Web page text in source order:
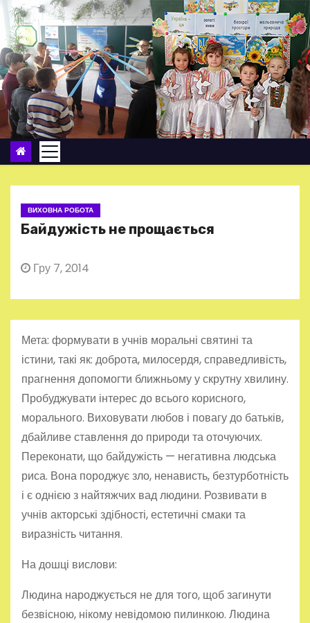
П
р
е
й
т
и
о
ВИХОВНА РОБОТА
Байдужість не прощається
Гру 7, 2014
Мета: формувати в учнів моральні святині та
істини, такі як: доброта, милосердя, справедливість,
прагнення допомогти ближньому у скрутну хвилину.
Пробуджувати інтерес до всього корисного,
морального. Виховувати любов і повагу до батьків,
дбайливе ставлення до природи та оточуючих.
Переконати, що байдужість — негативна людська
риса. Вона породжує зло, ненависть, безтурботність
і є однією з найтяжчих вад людини. Розвивати в
учнів акторські здібності, естетичні смаки та
виразність читання.
На дошці вислови:
Людина народжується не для того, щоб загинути
безвісною, нікому невідомою пилинкою. Людина